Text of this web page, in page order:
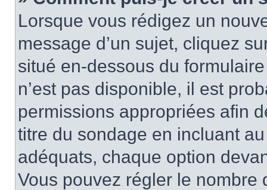
Lorsque vous rédigez un
message d’un sujet, cliquez
situé en-dessous du
n’est pas disponible, il est
permissions appropriées afin
titre du sondage en incluant
adéquats, chaque option
Vous pouvez régler le nombre